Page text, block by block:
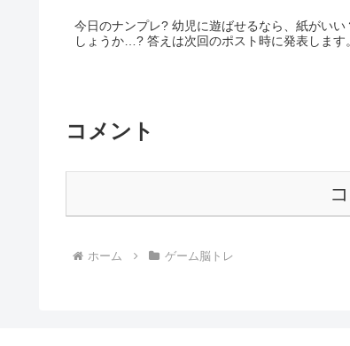
今日のナンプレ? 幼児に遊ばせるなら、紙がい
コメント
ホーム ゲーム脳トレ